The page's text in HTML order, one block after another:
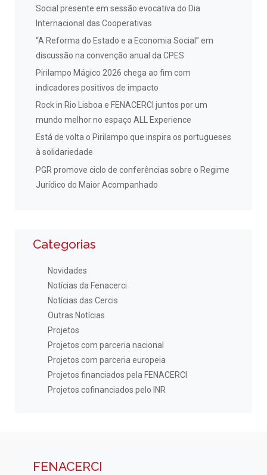
Social presente em sessão evocativa do Dia
Internacional das Cooperativas
“A Reforma do Estado e a Economia Social” em
discussão na convenção anual da CPES
Pirilampo Mágico 2026 chega ao fim com
indicadores positivos de impacto
Rock in Rio Lisboa e FENACERCI juntos por um
mundo melhor no espaço ALL Experience
Está de volta o Pirilampo que inspira os portugueses
à solidariedade
PGR promove ciclo de conferências sobre o Regime
Jurídico do Maior Acompanhado
Categorias
Novidades
Notícias da Fenacerci
Notícias das Cercis
Outras Notícias
Projetos
Projetos com parceria nacional
Projetos com parceria europeia
Projetos financiados pela FENACERCI
Projetos cofinanciados pelo INR
FENACERCI